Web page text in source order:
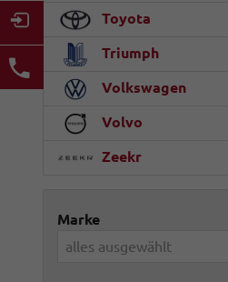
Toyota
Triumph
Volkswagen
Volvo
Zeekr
Marke
alles ausgewählt